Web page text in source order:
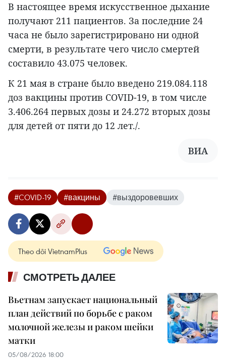
В настоящее время искусственное дыхание
получают 211 пациентов. За последние 24
часа не было зарегистрировано ни одной
смерти, в результате чего число смертей
составило 43.075 человек.
К 21 мая в стране было введено 219.084.118
доз вакцины против COVID-19, в том числе
3.406.264 первых дозы и 24.272 вторых дозы
для детей от пяти до 12 лет./.
ВИА
#COVID-19 #вакцины #выздоровевших
Theo dõi VietnamPlus
СМОТРЕТЬ ДАЛЕЕ
Вьетнам запускает национальный
план действий по борьбе с раком
молочной железы и раком шейки
матки
05/08/2026 18:00